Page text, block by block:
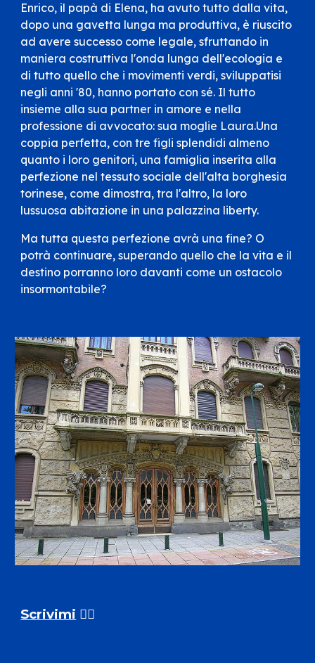
Enrico, il papà di Elena, ha avuto tutto dalla vita,
dopo una gavetta lunga ma produttiva, è riuscito
ad avere successo come legale, sfruttando in
maniera costruttiva l'onda lunga dell'ecologia e
di tutto quello che i movimenti verdi, sviluppatisi
negli anni '80, hanno portato con sé. Il tutto
insieme alla sua partner in amore e nella
professione di avvocato: sua moglie Laura.Una
coppia perfetta, con tre figli splendidi almeno
quanto i loro genitori, una famiglia inserita alla
perfezione nel tessuto sociale dell'alta borghesia
torinese, come dimostra, tra l'altro, la loro
lussuosa abitazione in una palazzina liberty.
Ma tutta questa perfezione avrà una fine? O
potrà continuare, superando quello che la vita e il
destino porranno loro davanti come un ostacolo
insormontabile?
Scrivimi ✍🏼